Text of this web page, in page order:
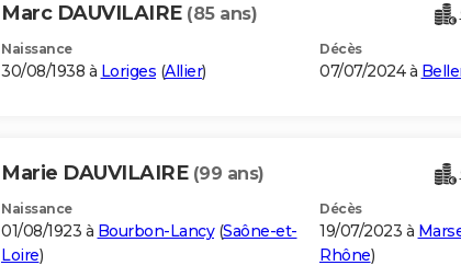
Marc DAUVILAIRE (85 ans)
Naissance
30/08/1938 à Loriges (Allier)
Décès
07/07/2024 à
Marie DAUVILAIRE (99 ans)
Naissance
01/08/1923 à Bourbon-Lancy(Saône-et-
Loire)
Décès
19/07/2023 à
Rhône)